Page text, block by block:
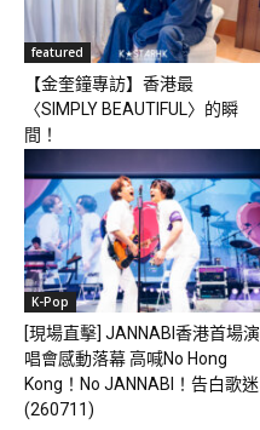
featured
【金奎鐘專訪】香港最
〈SIMPLY BEAUTIFUL〉的瞬
間！
K-Pop
[現場直擊] JANNABI香港首場演
唱會感動落幕 高喊No Hong
Kong！No JANNABI！告白歌迷
(260711)